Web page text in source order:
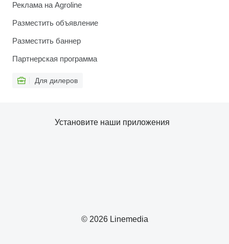
Реклама на Agroline
Разместить объявление
Разместить баннер
Партнерская программа
Для дилеров
© 2026 Linemedia
Установите наши приложения